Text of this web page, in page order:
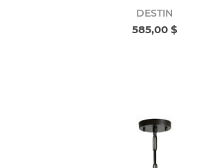
DESTIN
585,00 $